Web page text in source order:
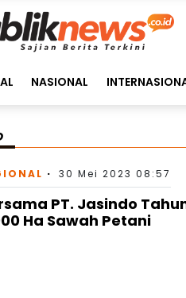
NASIONAL
30 Mei 2023 08:57
PT. Jasindo
Ha Sawah Petani